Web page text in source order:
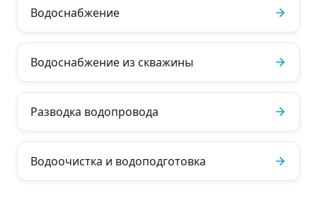
Водоснабжение
Водоснабжение из скважины
Разводка водопровода
Водоочистка и водоподготовка